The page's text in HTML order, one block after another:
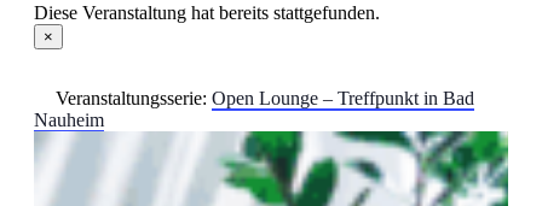
Diese Veranstaltung hat bereits stattgefunden.
×
Veranstaltungsserie: Open Lounge – Treffpunkt in Bad
Nauheim